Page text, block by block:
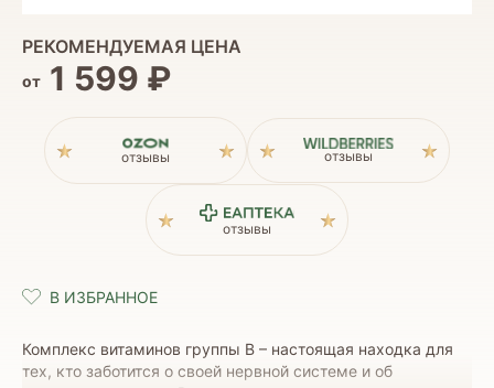
РЕКОМЕНДУЕМАЯ ЦЕНА
от 1 599 ₽
отзывы отзывы
отзывы
Комплекс витаминов группы B – настоящая находка для
тех, кто заботится о своей нервной системе и об